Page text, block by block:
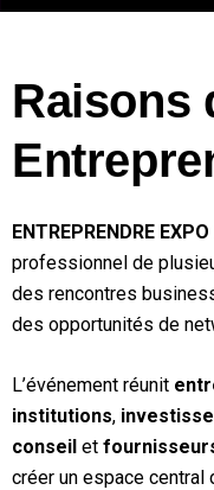
Raisons
ENTREPRENDRE EXPO
professionnel de
des rencontres
des opportunités de
L’événement réunit
institutions,
conseil et
créer un espace central